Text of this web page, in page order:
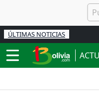
ÚLTIMAS NOTICIAS